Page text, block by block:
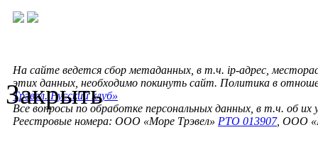
На сайте ведется сбор метаданных, в т.ч. ip-адрес,
этих данных, необходимо покинуть сайт. Политика в
Трэвел. Русский клуб»
Все вопросы по обработке персональных данных, в т.ч. об их
Реестровые номера: ООО «Море Трэвел» РТО 013907, ООО
Закрыть